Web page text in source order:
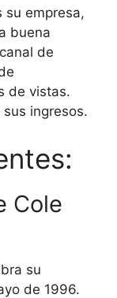
su empresa,
buena
de
de vistas.
ingresos.
Cole
su
de 1996.